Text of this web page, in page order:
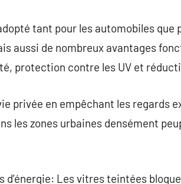
tant pour les automobiles que
aussi de nombreux avantages
protection contre les UV et
privée en empêchant les regards
les zones urbaines densément
Les vitres teintées